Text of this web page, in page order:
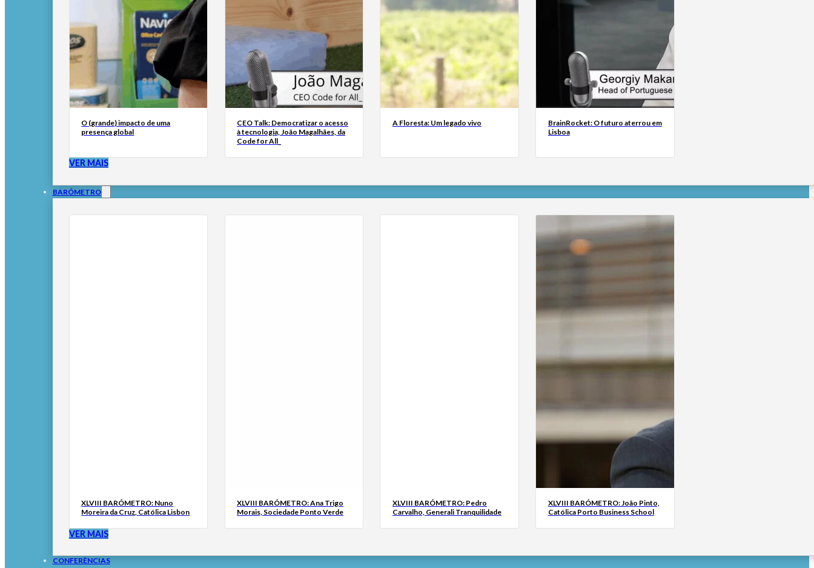
O (grande) impacto de uma
presença global
CEO Talk: Democratizar o acesso
à tecnologia, João Magalhães, da
Code for All_
A Floresta: Um legado vivo
BrainRocket: O futuro aterrou em
Lisboa
VER MAIS
BARÓMETRO
XLVIII BARÓMETRO: Nuno
Moreira da Cruz, Católica Lisbon
XLVIII BARÓMETRO: Ana Trigo
Morais, Sociedade Ponto Verde
XLVIII BARÓMETRO: Pedro
Carvalho, Generali Tranquilidade
XLVIII BARÓMETRO: João Pinto,
Católica Porto Business School
VER MAIS
CONFERÊNCIAS